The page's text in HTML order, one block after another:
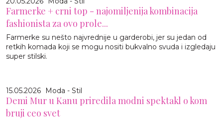
Farmerke + crni top - najomiljenija kombinacija
fashionista za ovo prole...
Farmerke su nešto najvrednije u garderobi, jer su jedan od
retkih komada koji se mogu nositi bukvalno svuda i izgledaju
super stilski.
15.05.2026 Moda - Stil
Demi Mur u Kanu priredila modni spektakl o kom
bruji ceo svet